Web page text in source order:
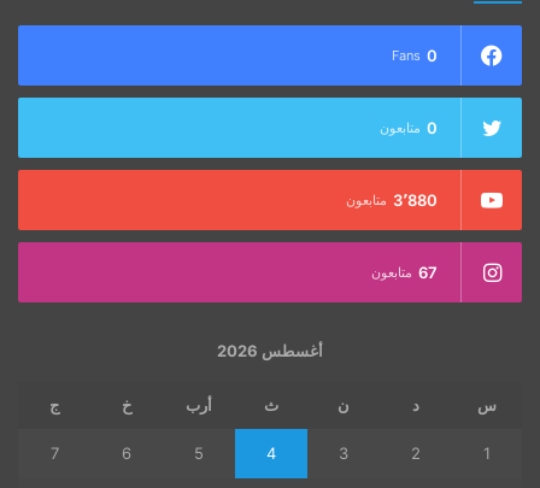
0
Fans
0 متابعون
3٬880 متابعون
67 متابعون
أغسطس 2026
س د ن ث أرب خ ج
1
2
3
4
5
6
7